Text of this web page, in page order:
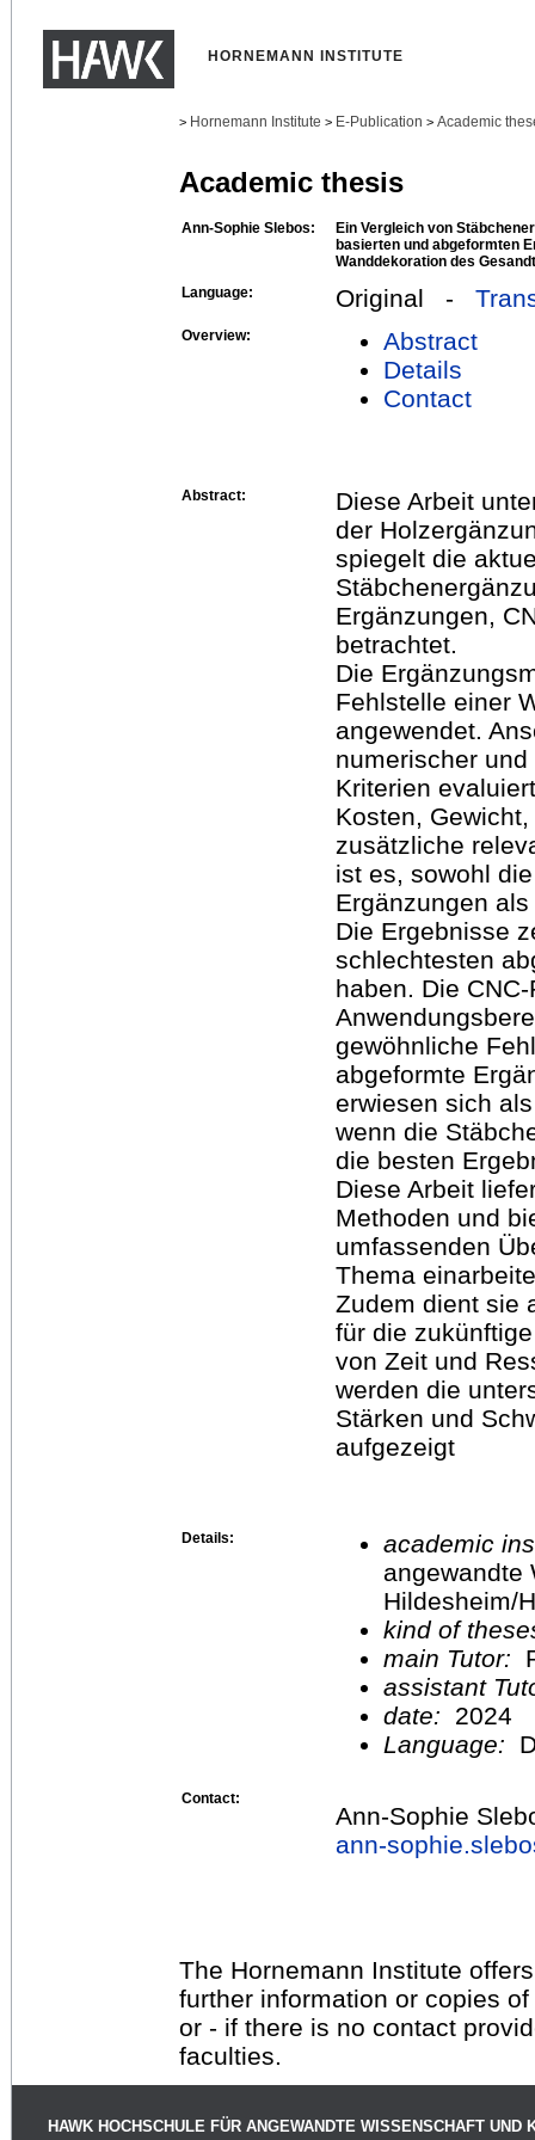
HORNEMANN INSTITUTE
> Hornemann Institute > E-Publication > Academic
Academic thesis
Ann-Sophie Slebos:
Ein Vergleich von
basierten und abgeformten
Wanddekoration des
Language:
Original -
Overview:
Abstract
Details
Contact
Abstract:
Diese Arbeit
der
spiegelt die
Ergänzungen,
betrachtet.
Die
Fehlstelle einer
angewendet.
numerischer
Kriterien
Kosten,
zusätzliche
ist es, sowohl
Ergänzungen
Die Ergebnisse
schlechtesten
haben. Die
gewöhnliche
abgeformte
erwiesen sich
wenn die
die besten
Diese Arbeit
Methoden und
umfassenden
Thema
Zudem dient sie
für die
von Zeit und
werden die
Stärken und
aufgezeigt
Details:
academic
angewandte
Hildesheim/
kind of
main Tutor:
assistant
date:
2024
Language:
Contact:
Ann-Sophie
ann-
The Hornemann Institute
further information or copies
or - if there is no contact
faculties.
HAWK HOCHSCHULE FÜR ANGEWANDTE WISSENSCHAFT UND